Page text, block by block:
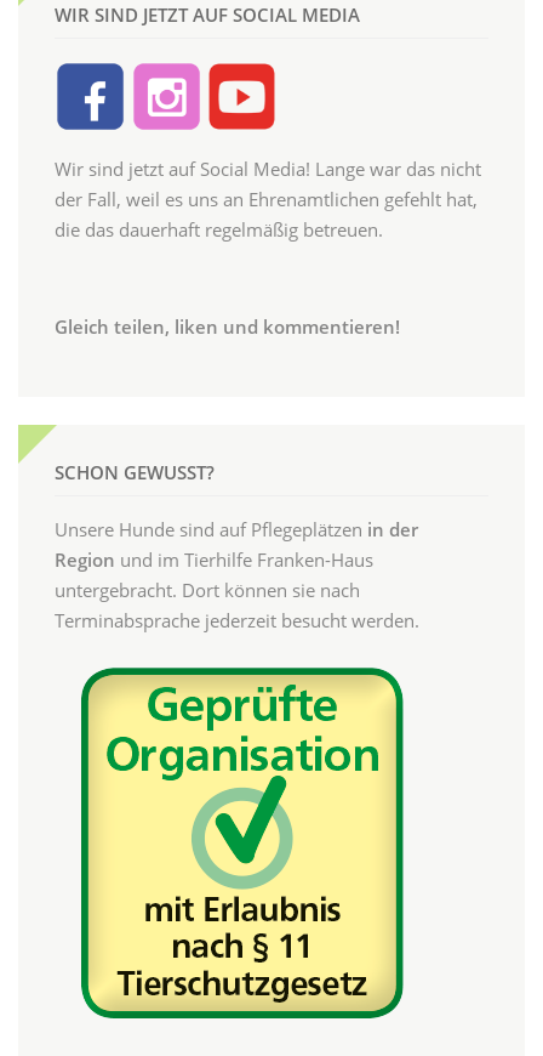
WIR SIND JETZT AUF SOCIAL MEDIA
Wir sind jetzt auf Social Media! Lange war das nicht
der Fall, weil es uns an Ehrenamtlichen gefehlt hat,
die das dauerhaft regelmäßig betreuen.
Gleich teilen, liken und kommentieren!
SCHON GEWUSST?
Unsere Hunde sind auf Pflegeplätzen in der
Region und im Tierhilfe Franken-Haus
untergebracht. Dort können sie nach
Terminabsprache jederzeit besucht werden.